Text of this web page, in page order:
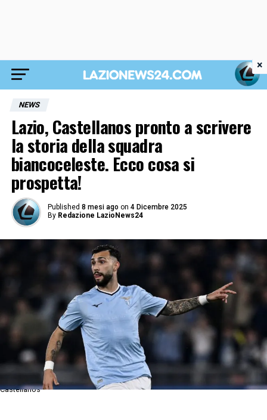
NEWS
Lazio, Castellanos pronto a scrivere
la storia della squadra
biancoceleste. Ecco cosa si
prospetta!
Published 8 mesi ago on 4 Dicembre 2025
By Redazione LazioNews24
Castellanos
×